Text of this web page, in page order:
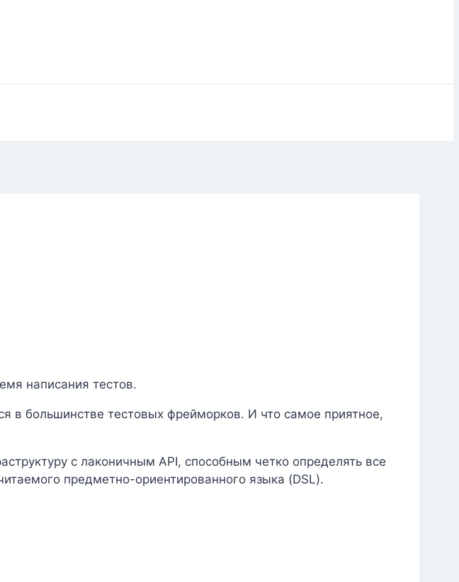
написания тестов.
в большинстве тестовых фрейморков. И что самое приятное,
с лаконичным API, способным четко определять все
предметно-ориентированного языка (DSL).